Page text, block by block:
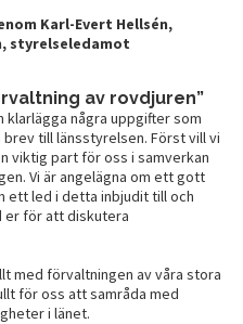
Karl-Evert Hellsén,
styrelseledamot
av rovdjuren”
några uppgifter som
till länsstyrelsen. Först vill vi
viktig part för oss i samverkan
Vi är angelägna om ett gott
ett led i detta inbjudit till och
er för att diskutera
med förvaltningen av våra stora
för oss att samråda med
i länet.